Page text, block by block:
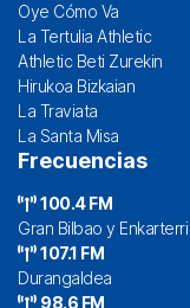
Oye Cómo Va
La Tertulia Athletic
Athletic Beti Zurekin
Hirukoa Bizkaian
La Traviata
La Santa Misa
Frecuencias
100.4 FM
Gran Bilbao y Enkarterri
107.1 FM
Durangaldea
98.6 FM